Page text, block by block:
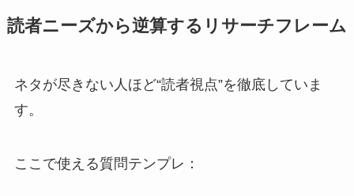
読者ニーズから逆算するリサーチフレーム
ネタが尽きない人ほど“読者視点”を徹底していま
す。
ここで使える質問テンプレ：